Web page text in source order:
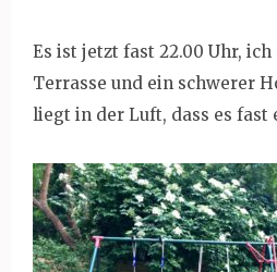
Es ist jetzt fast 22.00 Uhr,
Terrasse und ein schwerer
liegt in der Luft, dass es fast